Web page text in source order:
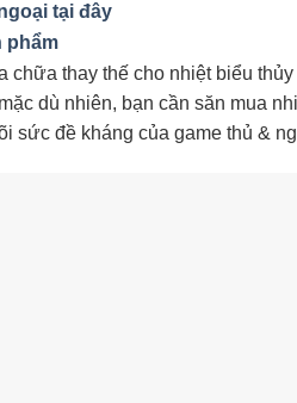
tại đây
phẩm
chữa thay thế cho nhiệt biểu
dù nhiên, bạn cần săn mua
sức đề kháng của game thủ &